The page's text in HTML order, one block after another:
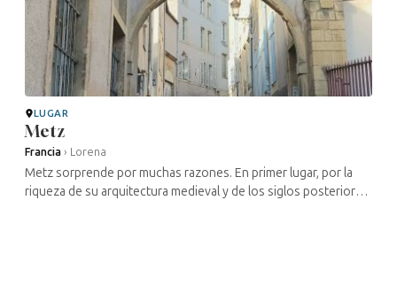
LUGAR
Metz
Francia › Lorena
Metz sorprende por muchas razones. En primer lugar, por la
riqueza de su arquitectura medieval y de los siglos posteriores,